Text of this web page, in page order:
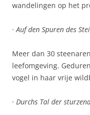
wandelingen op het
·Auf den Spuren des
Meer dan 30
leefomgeving.
vogel in haar vrije
· Durchs Tal der